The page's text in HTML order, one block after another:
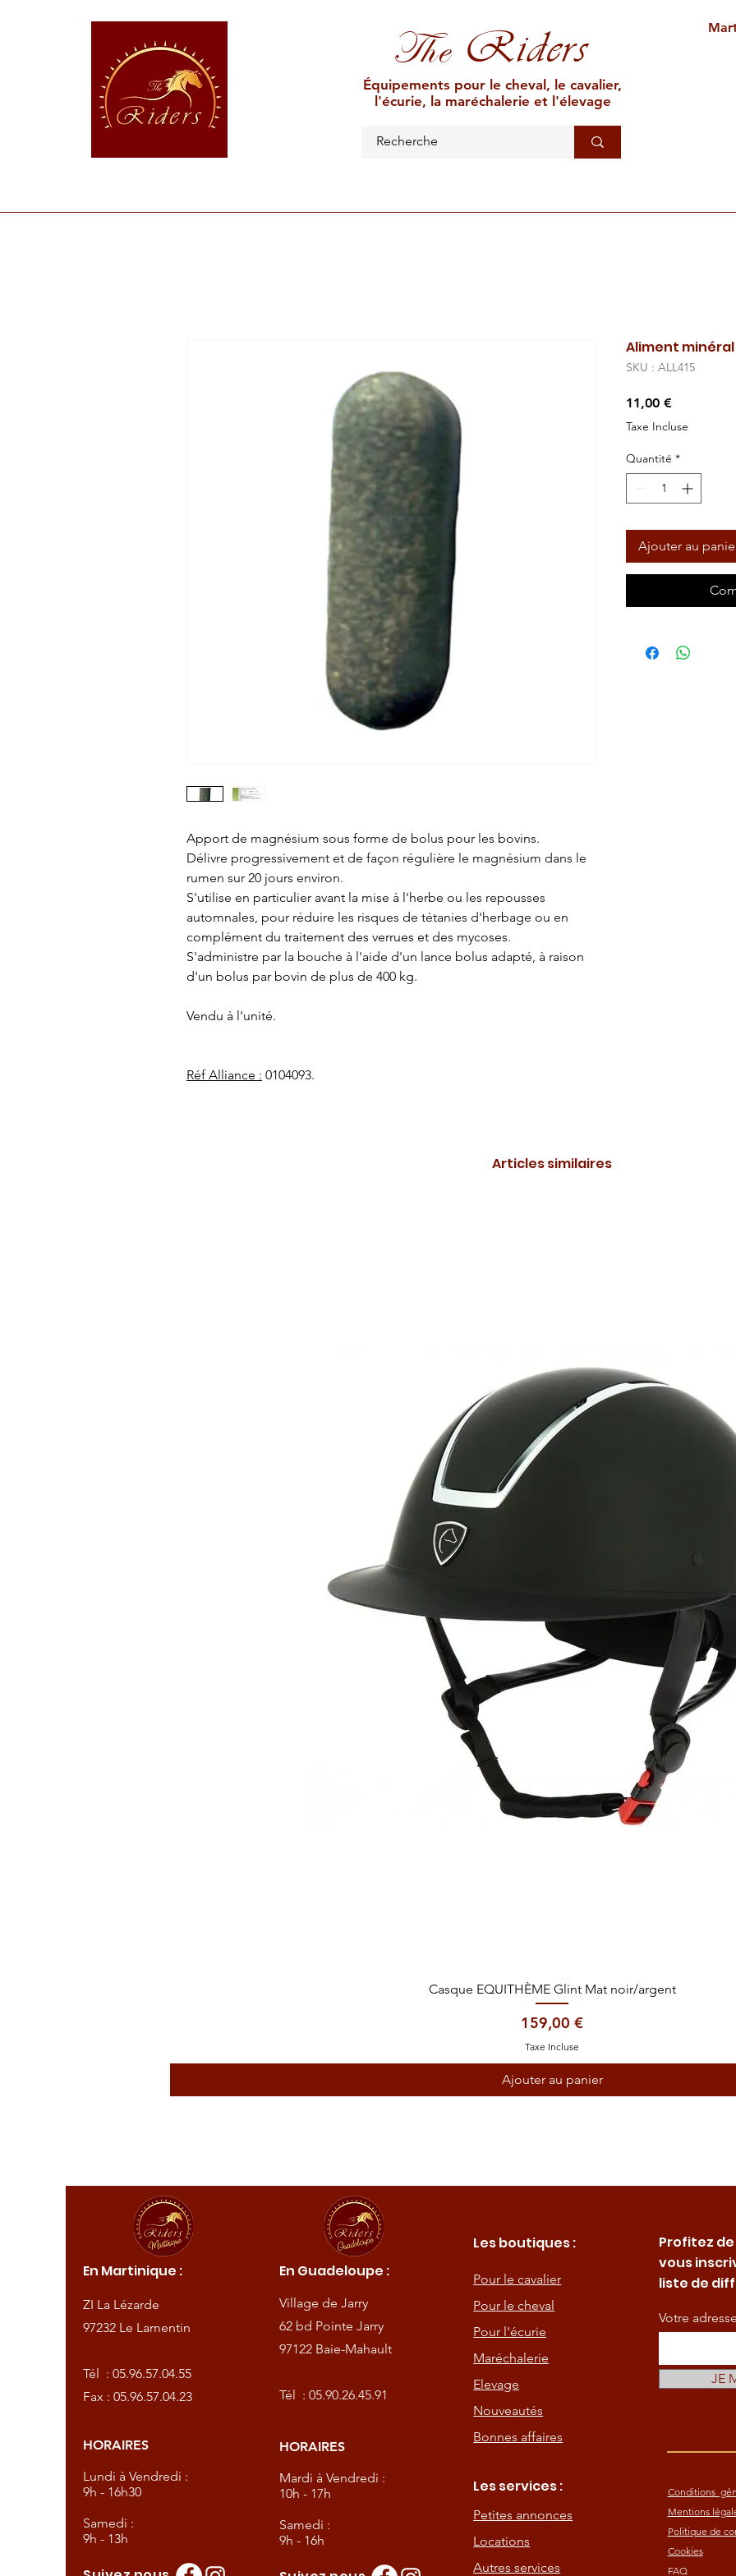
TheRiders
Équipements pour le cheval, le cavalier,
l'écurie, la maréchalerie et l'élevage
Apport de magnésium sous forme de bolus pour les bovins.
Délivre progressivement et de façon régulière le magnésium dans le
rumen sur 20 jours environ.
S'utilise en particulier avant la mise à l'herbe ou les repousses
automnales, pour réduire les risques de tétanies d'herbage ou en
complément du traitement des verrues et des mycoses.
S'administre par la bouche à l'aide d'un lance bolus adapté, à raison
d'un bolus par bovin de plus de 400 kg.
Vendu à l'unité.
Réf Alliance : 0104093.
Aliment minéral
SKU : ALL415
11,00 €Prix
Taxe Incluse
Quantité *
Ajouter au
Articles similaires
Aperçu rapide
Casque EQUITHÈME Glint Mat noir/argent
Prix
159,00 €
Taxe Incluse
Ajouter au panier
En Martinique :
ZI La Lézarde
97232 Le Lamentin
Tél :05.96.57.04.55
Fax : 05.96.57.04.23
HORAIRES
Lundi à Vendredi :
9h - 16h30
Samedi :
9h - 13h
En Guadeloupe :
Village de Jarry
62 bd Pointe Jarry
97122 Baie-Mahault
Tél : 05.90.26.45.91
HORAIRES
Mardi à Vendredi :
10h - 17h
Samedi :
9h - 16h
Les boutiques :
Pour le cavalier
Pour le cheval
Pour l'écurie
Maréchalerie
Elevage
Nouveautés
Bonnes affaires
Les services :
Petites annonces
Locations
Autres services
Profitez
vous
liste de
Votre
JE
Conditions
Mentions
Politique de
Cookies
FAQ